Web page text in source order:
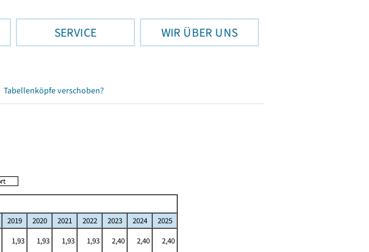
SERVICE WIR ÜBER UNS
Tabellenköpfe verschoben?
2019 2020 2021 2022 2023 2024
2025
1,93 1,93 1,93 1,93 2,40 2,40
2,40